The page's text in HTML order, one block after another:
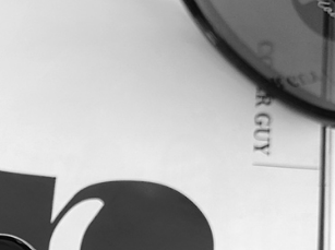
每筆NT$80，滿NT$1,000(含以上)免運費